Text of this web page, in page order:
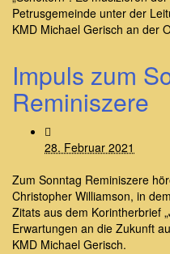
Petrusgemeinde unter der
KMD Michael Gerisch an der
Impuls zum
Reminiszere
28. Februar 2021
Zum Sonntag Reminiszere
Christopher Williamson, in
Zitats aus dem Korintherbrief
Erwartungen an die Zukunft
KMD Michael Gerisch.